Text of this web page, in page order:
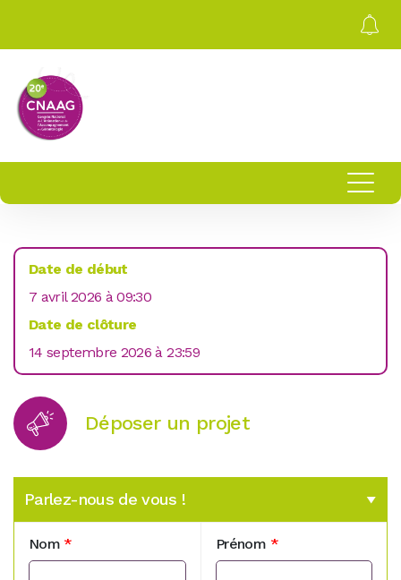
Date de début
7 avril 2026 à 09:30
Date de clôture
14 septembre 2026 à 23:59
Déposer un projet
Parlez-nous de vous !
Nom * Prénom *